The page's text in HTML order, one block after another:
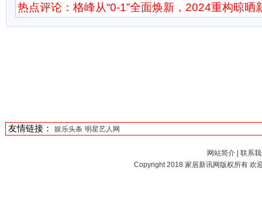
热点评论：格峰从“0-1”全面焕新，2024重构晾晒
友情链接： 娱乐头条 明星艺人网
网站简介
联系
Copyright 2018 家居新讯网 版权所有 欢